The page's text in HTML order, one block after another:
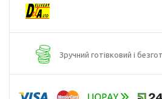
Ядер
кондитерського
соняшника
Кокосова оліяЗручний готівковий і